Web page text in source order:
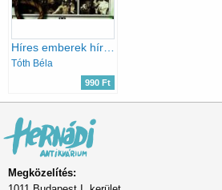
Tóth Béla
990 Ft
Megközelítés: